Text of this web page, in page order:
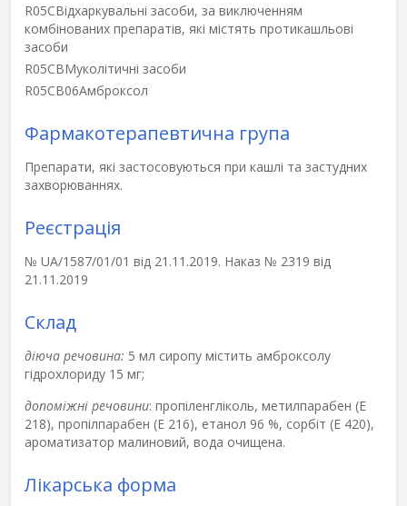
R05CВідхаркувальні засоби, за виключенням
комбінованих препаратів, які містять протикашльові
засоби
R05CBМуколітичні засоби
R05CB06Амброксол
Фармакотерапевтична група
Препарати, які застосовуються при кашлі та застудних
захворюваннях.
Реєстрація
№ UA/1587/01/01 від 21.11.2019. Наказ № 2319 від
21.11.2019
Склад
діюча речовина: 5 мл сиропу містить амброксолу
гідрохлориду 15 мг;
допоміжні речовини: пропіленгліколь, метилпарабен (Е
218), пропілпарабен (Е 216), етанол 96 %, сорбіт (Е 420),
ароматизатор малиновий, вода очищена.
Лікарська форма